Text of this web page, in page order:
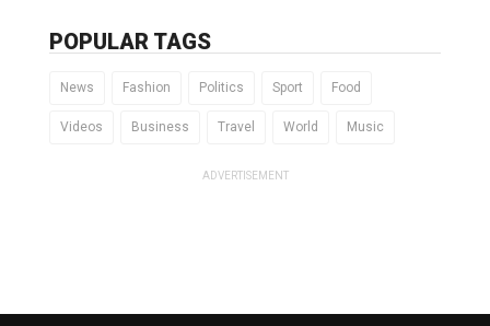
POPULAR TAGS
News Fashion Politics Sport Food
Videos Business Travel World Music
ADVERTISEMENT